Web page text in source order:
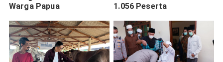
Warga Papua
1.056 Peserta